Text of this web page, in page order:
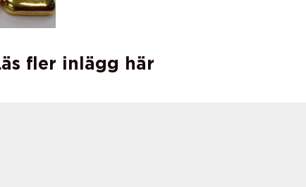
fler inlägg här